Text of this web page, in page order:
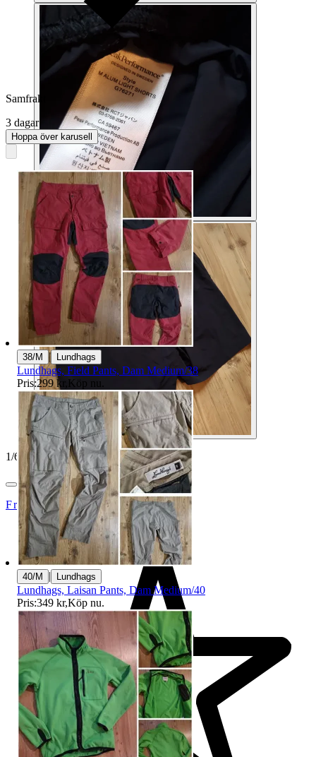
1/6
Friluftslivets
Samfrakt
3 dagar
Hoppa över karusell
38/M | Lundhags
Lundhags, Field Pants, Dam Medium/38
Pris:299 kr , Köp nu
40/M | Lundhags
Lundhags, Laisan Pants, Dam Medium/40
Pris:349 kr,Köp nu.